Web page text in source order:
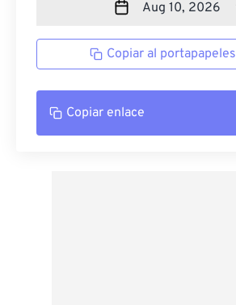
Copiar al portapapeles
Copiar enlace